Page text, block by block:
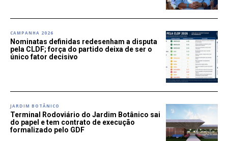
CAMPANHA 2026
Nominatas definidas redesenham a disputa
pela CLDF; força do partido deixa de ser o
único fator decisivo
JARDIM BOTÂNICO
Terminal Rodoviário do Jardim Botânico sai
do papel e tem contrato de execução
formalizado pelo GDF